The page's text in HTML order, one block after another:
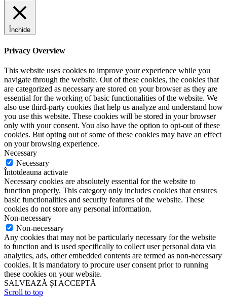
Închide
Privacy Overview
This website uses cookies to improve your experience while you
navigate through the website. Out of these cookies, the cookies that
are categorized as necessary are stored on your browser as they are
essential for the working of basic functionalities of the website. We
also use third-party cookies that help us analyze and understand how
you use this website. These cookies will be stored in your browser
only with your consent. You also have the option to opt-out of these
cookies. But opting out of some of these cookies may have an effect
on your browsing experience.
Necessary
Necessary
Întotdeauna activate
Necessary cookies are absolutely essential for the website to
function properly. This category only includes cookies that ensures
basic functionalities and security features of the website. These
cookies do not store any personal information.
Non-necessary
Non-necessary
Any cookies that may not be particularly necessary for the website
to function and is used specifically to collect user personal data via
analytics, ads, other embedded contents are termed as non-necessary
cookies. It is mandatory to procure user consent prior to running
these cookies on your website.
SALVEAZĂ ȘI ACCEPTĂ
Scroll to top